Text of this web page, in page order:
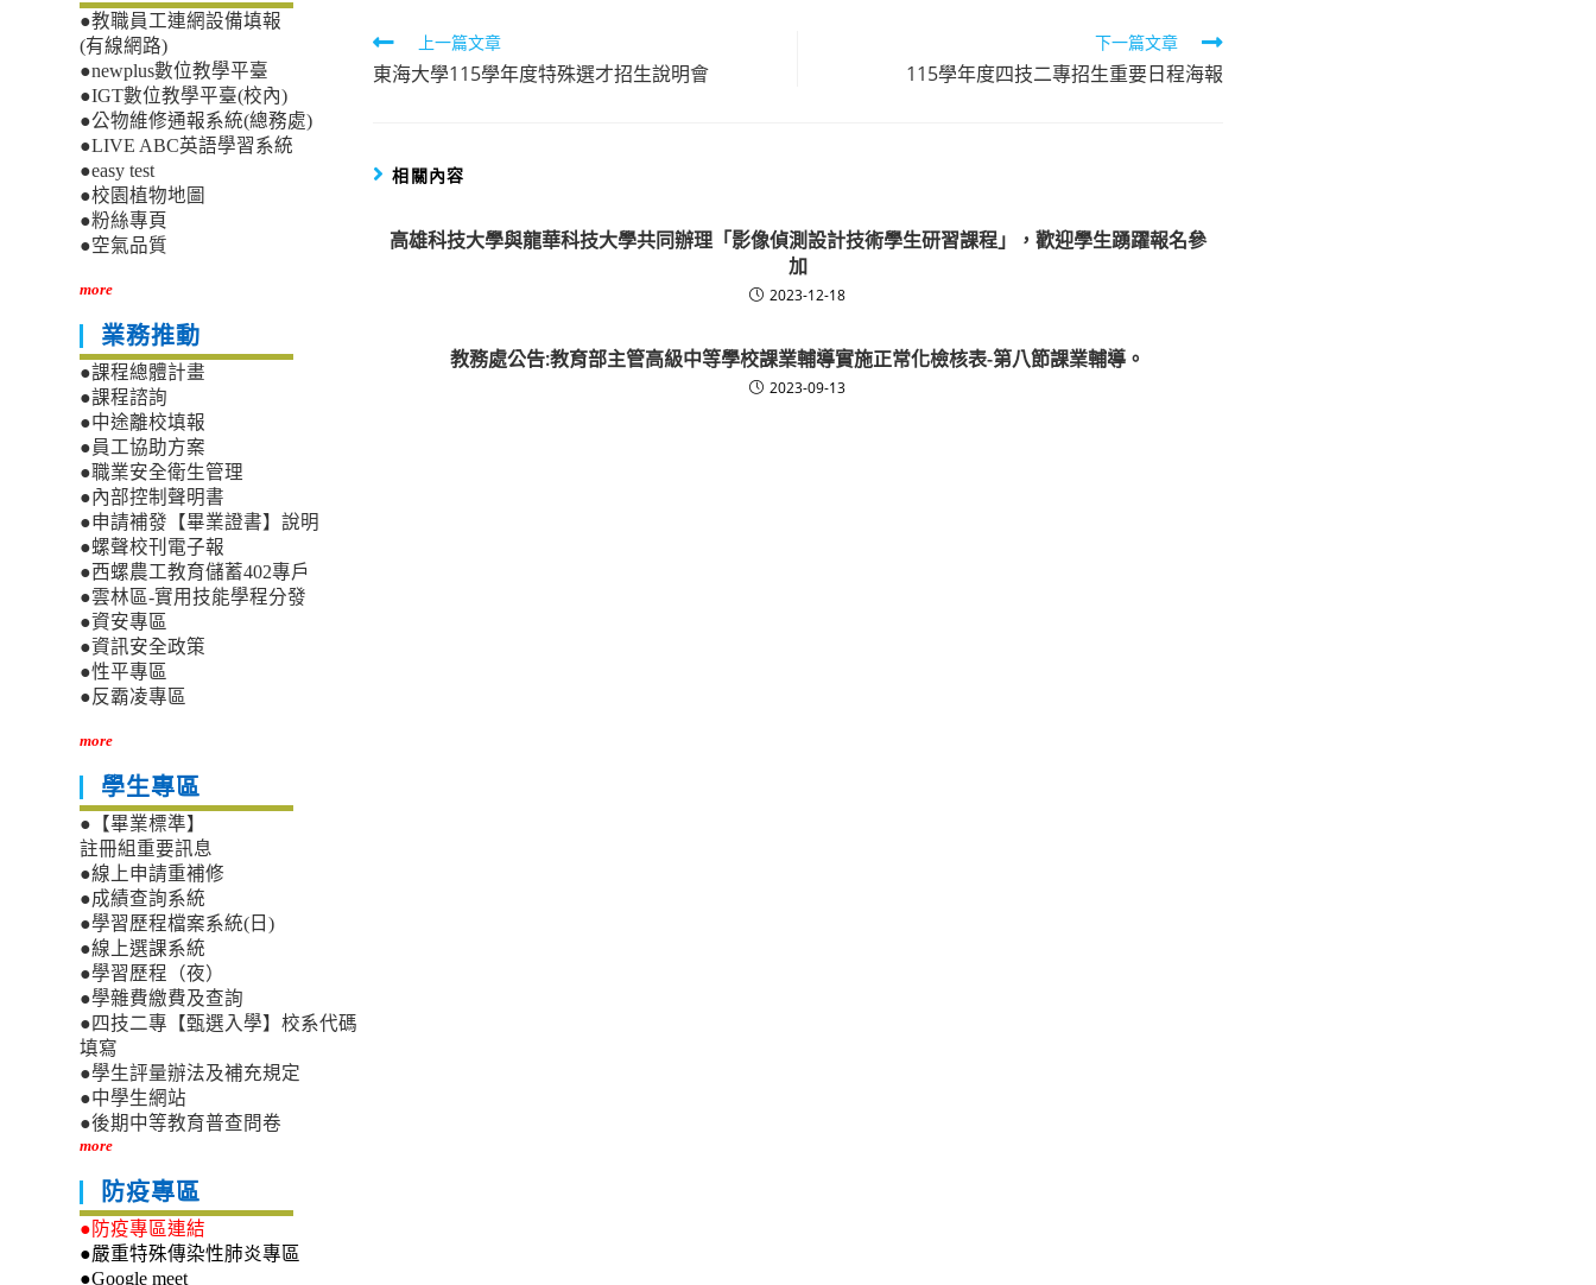
Read
more
上一篇文章
東海大學115學年度特殊選才招生說明會
下一篇文章
115學年度四技二專招生重要日程海報
相關內容
高雄科技大學與龍華科技大學共同辦理「影像偵測設計技術學生研習課程」，歡迎學生踴躍報名參
加
2023-12-18
教務處公告:教育部主管高級中等學校課業輔導實施正常化檢核表-第八節課業輔導。
2023-09-13
●教職員工連網設備填報
(有線網路)
●newplus數位教學平臺
●IGT數位教學平臺(校內)
●公物維修通報系統(總務處)
●LIVE ABC英語學習系統
●easy test
●校園植物地圖
●粉絲專頁
●空氣品質
more
業務推動
●課程總體計畫
●課程諮詢
●中途離校填報
●員工協助方案
●職業安全衛生管理
●內部控制聲明書
●申請補發【畢業證書】說明
●螺聲校刊電子報
●西螺農工教育儲蓄402專戶
●雲林區-實用技能學程分發
●資安專區
●資訊安全政策
●性平專區
●反霸凌專區
more
學生專區
●【畢業標準】
註冊組重要訊息
●線上申請重補修
●成績查詢系統
●學習歷程檔案系統(日)
●線上選課系統
●學習歷程（夜）
●學雜費繳費及查詢
●四技二專【甄選入學】校系代碼
填寫
●學生評量辦法及補充規定
●中學生網站
●後期中等教育普查問卷
more
防疫專區
●防疫專區連結
●嚴重特殊傳染性肺炎專區
●Google meet